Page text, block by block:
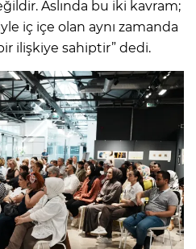
Aslında bu iki kavram;
iç içe olan aynı zamanda
ilişkiye sahiptir” dedi.